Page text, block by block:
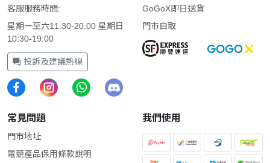
客服服務時間:
星期一至六11:30-20:00 星期日
10:30-19:00
投訴及建議熱線
GoGoX即日送貨
門市自取
常見問題
門市地址
電競產品保用條款說明
我們使用